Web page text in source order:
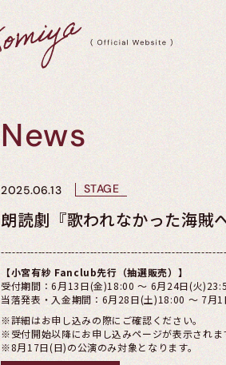
News
2025.06.13 STAGE
朗読劇『歌われなかった海賊
【小宮有紗 Fanclub先行（抽選販売）】
受付期間：6月13日(金)18:00 ～ 6月24日(火
当落発表・入金期間：6月28日(土)18:00 ～ 7月
※詳細はお申し込みの際にご確認ください。
※受付開始以降にお申し込みページが表示されま
※8月17日(日)の公演のみ対象となります。